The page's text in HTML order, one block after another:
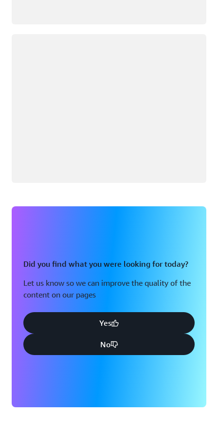
Did you find what you were looking for today?
Let us know so we can improve the quality of the
content on our pages
Yes
No